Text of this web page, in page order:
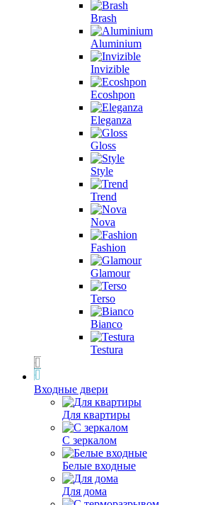
Brash
Aluminium
Invizible
Ecoshpon
Eleganza
Gloss
Style
Trend
Nova
Fashion
Glamour
Terso
Bianco
Testura
Входные двери
Для квартиры
С зеркалом
Белые входные
Для дома